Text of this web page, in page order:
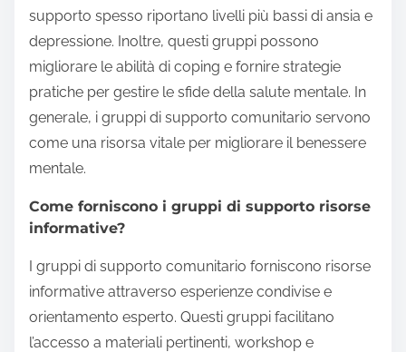
supporto spesso riportano livelli più bassi di ansia e
depressione. Inoltre, questi gruppi possono
migliorare le abilità di coping e fornire strategie
pratiche per gestire le sfide della salute mentale. In
generale, i gruppi di supporto comunitario servono
come una risorsa vitale per migliorare il benessere
mentale.
Come forniscono i gruppi di supporto risorse
informative?
I gruppi di supporto comunitario forniscono risorse
informative attraverso esperienze condivise e
orientamento esperto. Questi gruppi facilitano
l’accesso a materiali pertinenti, workshop e